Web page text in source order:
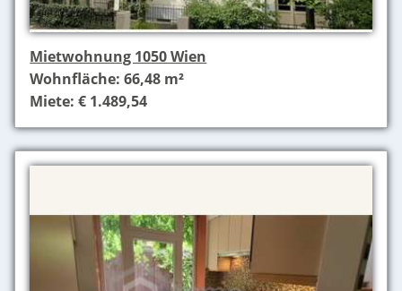
Mietwohnung 1050 Wien
Wohnfläche: 66,48 m²
Miete: € 1.489,54